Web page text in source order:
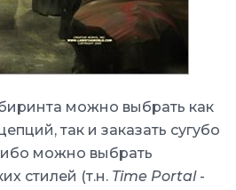
можно выбрать как
так и заказать сугубо
можно выбрать
стилей (т.н. Time Portal-